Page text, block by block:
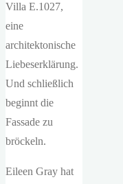
Villa E.1027,
eine
architektonische
Liebeserklärung.
Und schließlich
beginnt die
Fassade zu
bröckeln.
Eileen Gray hat